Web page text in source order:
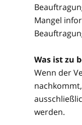
Mangel
Was ist zu
Wenn der
werden.